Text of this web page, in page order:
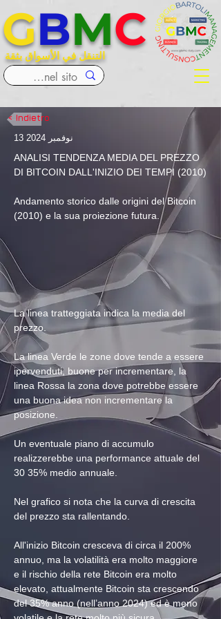
التنقل في الأسواق بثقة
GBMC
< Indietro
13 نوفمبر 2024
ANALISI TENDENZA MEDIA DEL PREZZO
DI BITCOIN DALL'INIZIO DEI TEMPI (2010)
Andamento storico dalle origini del Bitcoin
(2010) e la sua proiezione futura.
La linea tratteggiata indica la media del
prezzo.
La linea Verde le zone dove tende a essere
ipervenduti, buone per incrementare, la
linea Rossa la zona dove potrebbe essere
una buona idea non incrementare la
posizione.
Un eventuale piano di accumulo
realizzerebbe una performance attuale del
30 35% medio annuale.
Nel grafico si nota che la curva di crescita
del prezzo sta rallentando.
All'inizio Bitcoin cresceva di circa il 200%
annuo, ma la volatilità era molto maggiore
e il rischio della rete Bitcoin era molto
elevato, attualmente Bitcoin sta crescendo
del 35% anno (nell’anno 2024) ed è meno